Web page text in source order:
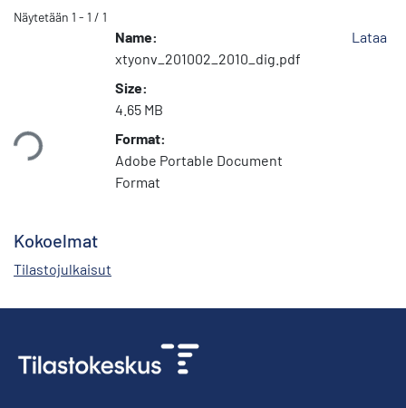
Näytetään 1 - 1 / 1
Name:
xtyonv_201002_2010_dig.pdf
Size:
4.65 MB
Format:
Adobe Portable Document
Format
Lataa
Kokoelmat
Tilastojulkaisut